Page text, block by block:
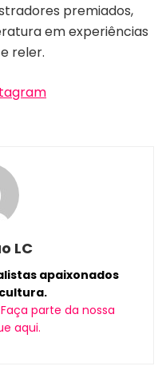
premiados,
em experiências
reler.
LC
apaixonados
Faça parte da nossa
aqui.